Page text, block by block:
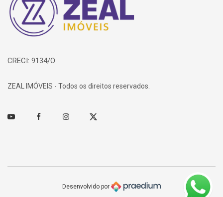
CRECI: 9134/O
ZEAL IMÓVEIS - Todos os direitos reservados.
Youtube FacebookInstagramTwitter
Desenvolvido por